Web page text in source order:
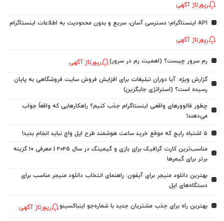
رپورتاژ آگهی
API اینستاگرام؛ دسترسی آسان، سریع و بدون محدودیت به اطلاعات اینستاگرام
رپورتاژ آگهی
رم سرور چیست؟ (اهمیت رم در سرور) رپورتاژ آگهی
گزارش ویژه: آیا دوران تبلیغات برای افزایش فروش سایت فروشگاهی به پایان
رسیده است؟ (استراتژی جایگزین)
چطور فالوورهای واقعی اینستاگرام جذب کنیم؟ راهکارهایی که واقعاً جواب
می‌دهند!
5 اشتباه رایج که موقع خرید ساعت هوشمند طرح اپل واچ نباید انجام بدید!
مناسب‌ترین کارت گرافیک برای بازی و گیمینگ در سال ۲۰۲۵ | معرفی ۱۰ گزینه
برتر برای گیمرها
بهترین دانلود منیجر برای آیفون: راهنمای انتخاب دانلود منیجر مناسب برای
دستگاه‌های اپل
بهترین راه برای جذب مشتریان جدید با شماره‌جو اینباکسینو رپورتاژ آگهی